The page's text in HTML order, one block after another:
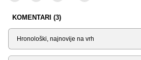
KOMENTARI (3)
Sortiraj